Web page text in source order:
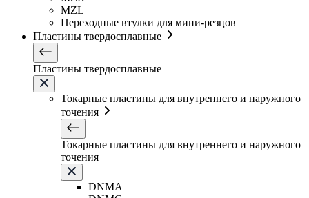
MZL
Переходные втулки для мини-резцов
Пластины твердосплавные
Пластины твердосплавные
Токарные пластины для внутреннего и наружного
точения
Токарные пластины для внутреннего и наружного
точения
DNMA